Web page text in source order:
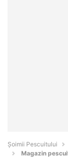
Șoimii Pescuitului
Magazin